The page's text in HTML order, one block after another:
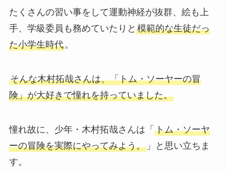
たくさんの習い事をして運動神経が抜群、絵も上
手、学級委員も務めていたりと 模範的な生徒だっ
た小学生時代。
そんな木村拓哉さんは、「トム・ソーヤーの冒
険」が大好きで憧れを持っていました。
憧れ故に、少年・木村拓哉さんは「 トム・ソーヤ
ーの冒険を実際にやってみよう。」と思い立ちま
す。